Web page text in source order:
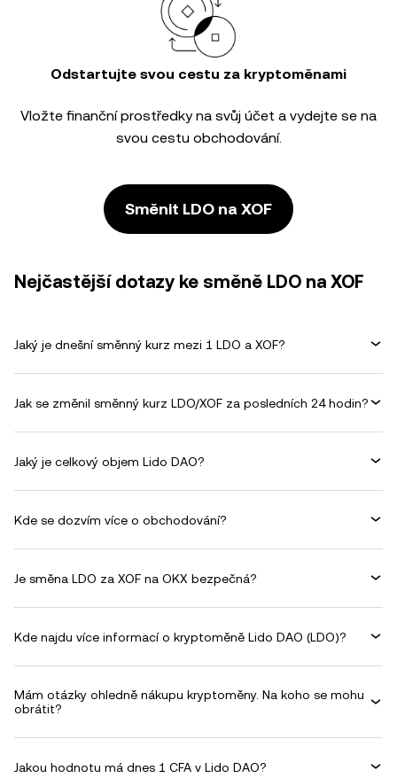
Odstartujte svou cestu za kryptoměnami
Vložte finanční prostředky na svůj účet a vydejte se na
svou cestu obchodování.
Směnit LDO na XOF
Nejčastější dotazy ke směně LDO na XOF
Jaký je dnešní směnný kurz mezi 1 LDO a XOF?
Jak se změnil směnný kurz LDO/XOF za posledních 24 hodin?
Jaký je celkový objem Lido DAO?
Kde se dozvím více o obchodování?
Je směna LDO za XOF na OKX bezpečná?
Kde najdu více informací o kryptoměně Lido DAO (LDO)?
Mám otázky ohledně nákupu kryptoměny. Na koho se mohu
obrátit?
Jakou hodnotu má dnes 1 CFA v Lido DAO?